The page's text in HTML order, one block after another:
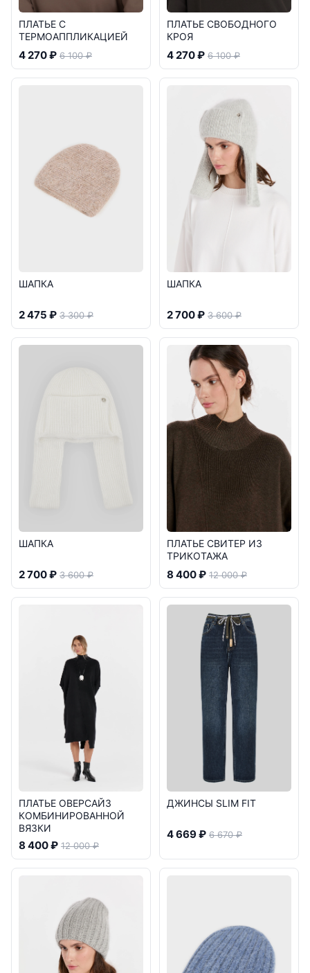
ПЛАТЬЕ С
ТЕРМОАППЛИКАЦИЕЙ
4 270 ₽ 6 100 ₽
ПЛАТЬЕ СВОБОДНОГО
КРОЯ
4 270 ₽ 6 100 ₽
ШАПКА
2 475 ₽ 3 300 ₽
ШАПКА
2 700 ₽ 3 600 ₽
ШАПКА
2 700 ₽ 3 600 ₽
ПЛАТЬЕ СВИТЕР ИЗ
ТРИКОТАЖА
8 400 ₽ 12 000 ₽
ПЛАТЬЕ ОВЕРСАЙЗ
КОМБИНИРОВАННОЙ
ВЯЗКИ
8 400 ₽ 12 000 ₽
ДЖИНСЫ SLIM FIT
4 669 ₽ 6 670 ₽